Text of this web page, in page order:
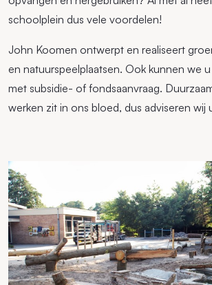
schoolplein dus vele voordelen!
John Koomen ontwerpt en realiseert
en natuurspeelplaatsen. Ook kunnen we
met subsidie- of fondsaanvraag.
werken zit in ons bloed, dus adviseren wij